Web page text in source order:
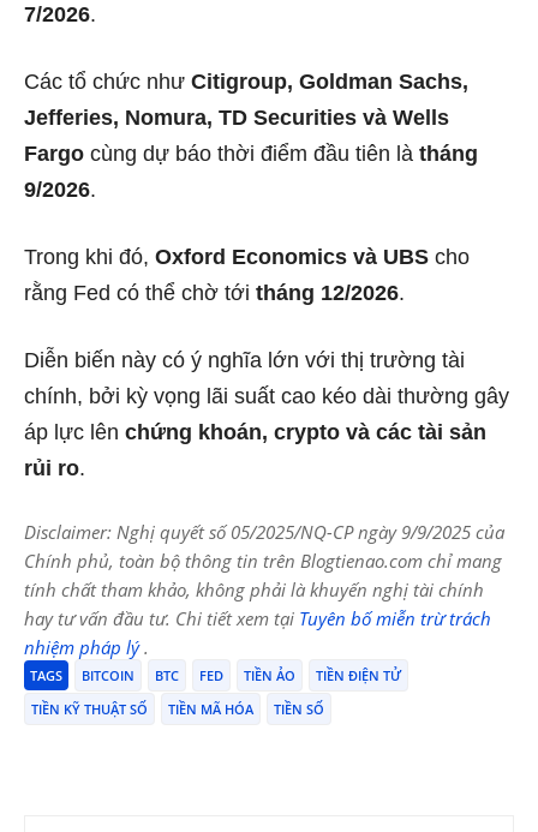
7/2026.
Các tổ chức như Citigroup, Goldman Sachs,
Jefferies, Nomura, TD Securities và Wells
Fargo cùng dự báo thời điểm đầu tiên là tháng
9/2026.
Trong khi đó, Oxford Economics và UBS cho
rằng Fed có thể chờ tới tháng 12/2026.
Diễn biến này có ý nghĩa lớn với thị trường tài
chính, bởi kỳ vọng lãi suất cao kéo dài thường gây
áp lực lên chứng khoán, crypto và các tài sản
rủi ro.
Disclaimer: Nghị quyết số 05/2025/NQ-CP ngày 9/9/2025 của
Chính phủ, toàn bộ thông tin trên Blogtienao.com chỉ mang
tính chất tham khảo, không phải là khuyến nghị tài chính
hay tư vấn đầu tư. Chi tiết xem tại Tuyên bố miễn trừ trách
nhiệm pháp lý.
TAGS BITCOIN BTC FED TIỀN ẢO
TIỀN ĐIỆN TỬ
TIỀN KỸ THUẬT SỐ
TIỀN MÃ HÓA TIỀN SỐ